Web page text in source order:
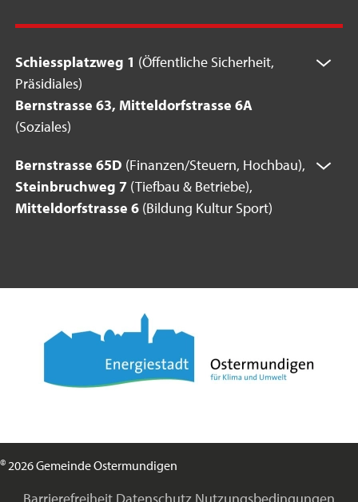
Schiessplatzweg 1 (Öffentliche Sicherheit,
Präsidiales)
Bernstrasse 63, Mitteldorfstrasse 6A
(Soziales)
Bernstrasse 65D (Finanzen/Steuern, Hochbau),
Steinbruchweg 7 (Tiefbau & Betriebe),
Mitteldorfstrasse 6 (Bildung Kultur Sport)
© 2026 Gemeinde Ostermundigen
Barrierefreiheit Datenschutz Nutzungsbedingungen